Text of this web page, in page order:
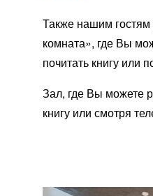
Также нашим гостям
комната», где Вы
почитать книгу или
Зал, где Вы можете
книгу или смотря